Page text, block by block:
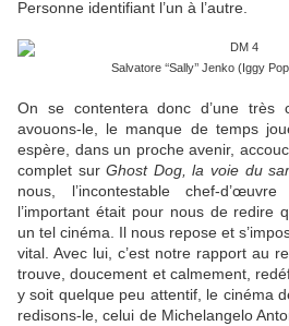
Personne identifiant l’un à l’autre.
Salvatore ‘‘Sally’’ Jenko (Iggy
On se contentera donc d’une très
avouons-le, le manque de temps
espère, dans un proche avenir,
complet surGhost Dog, la voie du
nous, l’incontestable chef-
l’important était pour nous de redire
un tel cinéma. Il nous repose et
vital. Avec lui, c’est notre rapport au
trouve, doucement et calmement,
y soit quelque peu attentif, le cinéma
redisons-le, celui de Michelangelo